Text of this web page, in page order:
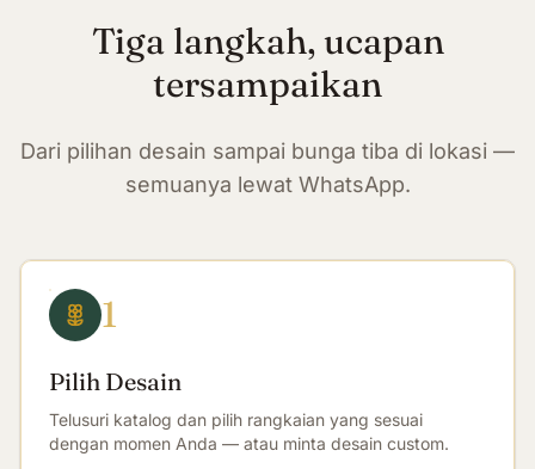
Tiga langkah, ucapan
tersampaikan
Dari pilihan desain sampai bunga tiba di lokasi —
semuanya lewat WhatsApp.
1
Pilih Desain
Telusuri katalog dan pilih rangkaian yang sesuai
dengan momen Anda — atau minta desain custom.